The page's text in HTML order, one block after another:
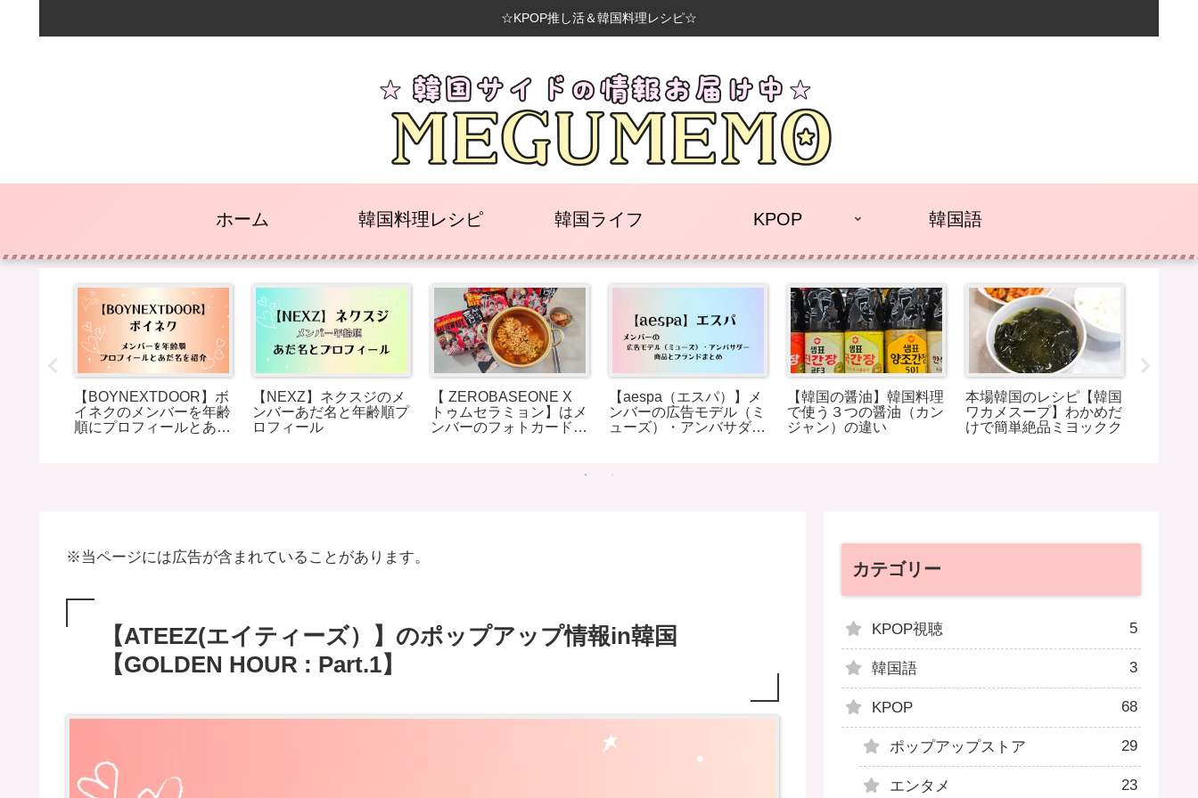
☆KPOP推し活＆韓国料理レシピ☆
ホーム 韓国料理レシピ 韓国ライフ KPOP 韓国語
【BOYNEXTDOOR】ボ
イネクのメンバーを年齢
順にプロフィールとあだ
【NEXZ】ネクスジのメ
ンバーあだ名と年齢順プ
ロフィール
【 ZEROBASEONE X
トゥムセラミョン】はメ
ンバーのフォトカード入
【aespa（エスパ）】メ
ンバーの広告モデル（ミ
ューズ）・アンバサダー
【韓国の醤油】韓国料理
で使う３つの醤油（カン
ジャン）の違い
本場韓国のレシピ【韓国
ワカメスープ】わかめだ
けで簡単絶品ミヨックク
※当ページには広告が含まれていることがあります。
【ATEEZ(エイティーズ）】のポップアップ情報in韓国
【GOLDEN HOUR : Part.1】
カテゴリー
KPOP視聴 5
韓国語 3
KPOP 68
ポップアップストア 29
エンタメ 23